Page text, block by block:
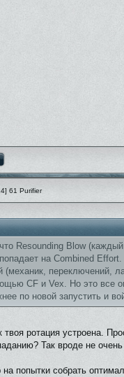
61 Purifier
Resounding Blow
на Combined
(механик, переключений,
CF и Vex. Но это все
по новой запустить и
твоя ротация устроена.
Так вроде не
на попытки собрать